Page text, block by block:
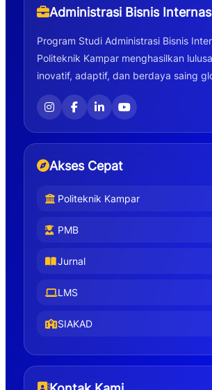
Administrasi Bisnis
Program Studi Administrasi Bisnis
Politeknik Kampar menghasilkan
inovatif, adaptif, dan berdaya saing
Akses Cepat
Politeknik Kampar
PMB
Jurnal
LMS
SIAKAD